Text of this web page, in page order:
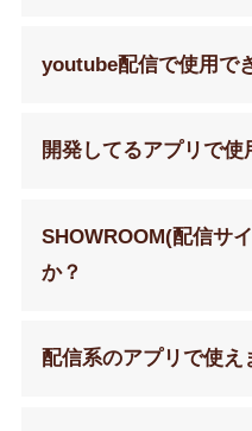
youtube配信で使用で
開発してるアプリで使
SHOWROOM(配信サ
か？
配信系のアプリで使え